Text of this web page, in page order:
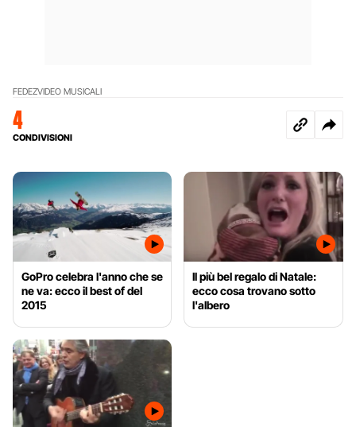
FEDEZVIDEO MUSICALI
4
CONDIVISIONI
GoPro celebra l'anno che se
ne va: ecco il best of del
2015
Il più bel regalo di Natale:
ecco cosa trovano sotto
l'albero